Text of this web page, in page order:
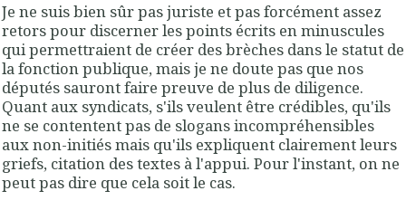
Je ne suis bien sûr pas juriste et pas forcément assez
retors pour discerner les points écrits en minuscules
qui permettraient de créer des brèches dans le statut de
la fonction publique, mais je ne doute pas que nos
députés sauront faire preuve de plus de diligence.
Quant aux syndicats, s'ils veulent être crédibles, qu'ils
ne se contentent pas de slogans incompréhensibles
aux non-initiés mais qu'ils expliquent clairement leurs
griefs, citation des textes à l'appui. Pour l'instant, on ne
peut pas dire que cela soit le cas.